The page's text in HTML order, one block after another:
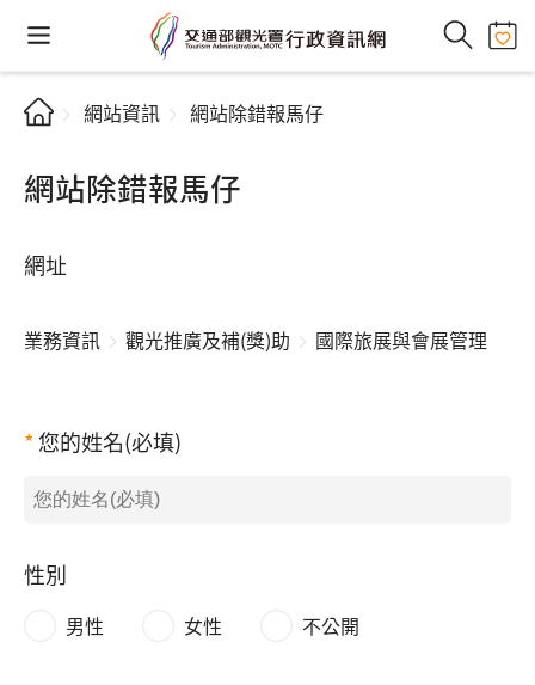
網站資訊 網站除錯報馬仔
網站除錯報馬仔
網址
業務資訊 觀光推廣及補(獎)助 國際旅展與會展管理
您的姓名(必填)
性別
男性 女性 不公開